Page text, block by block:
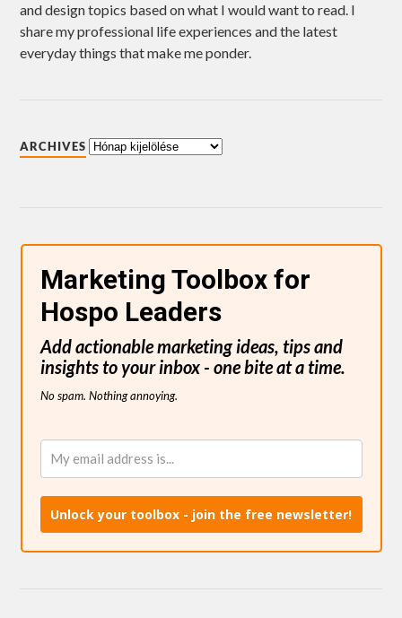
and design topics based on what I would want to read. I
share my professional life experiences and the latest
everyday things that make me ponder.
ARCHIVES
Marketing Toolbox for
Hospo Leaders
Add actionable marketing ideas, tips and
insights to your inbox - one bite at a time.
No spam. Nothing annoying.
Unlock your toolbox - join the free newsletter!